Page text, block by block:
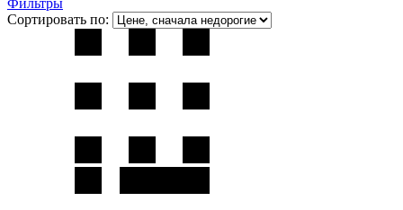
Сортировать по: